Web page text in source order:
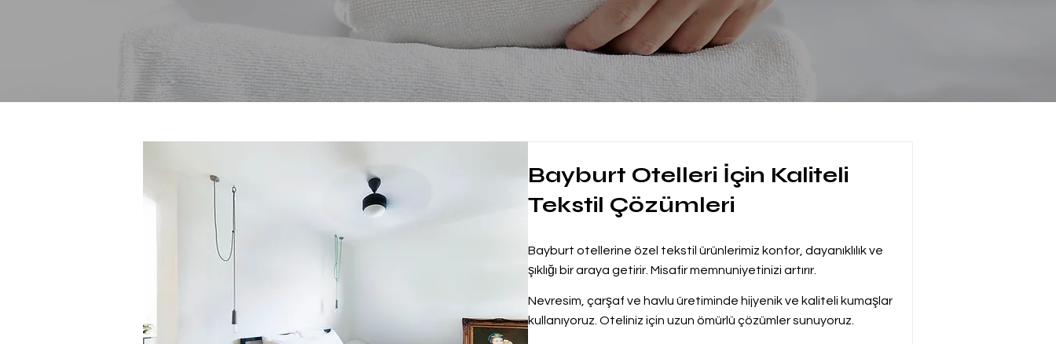
Bayburt Otelleri İçin Kaliteli
Tekstil Çözümleri
Bayburt otellerine özel tekstil ürünlerimiz konfor, dayanıklılık ve
şıklığı bir araya getirir. Misafir memnuniyetinizi artırır.
Nevresim, çarşaf ve havlu üretiminde hijyenik ve kaliteli kumaşlar
kullanıyoruz. Oteliniz için uzun ömürlü çözümler sunuyoruz.